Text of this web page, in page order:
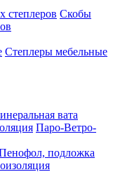
Скобы
Степлеры мебельные
вата
Паро-Ветро-
подложка